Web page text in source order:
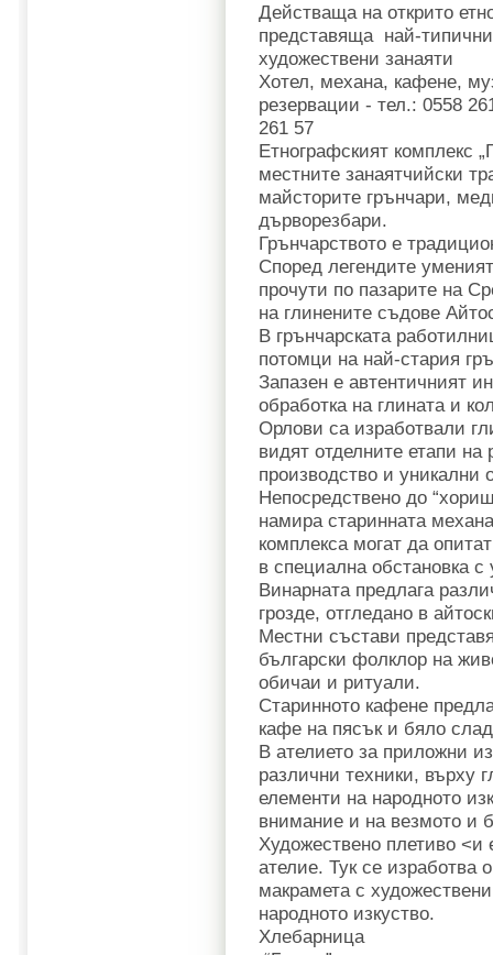
Действаща на открито
представяща най-
художествени занаяти
Хотел, механа, кафене,
резервации - тел.: 0558
261 57
Етнографският комплекс
местните занаятчийски
майсторите грънчари,
дърворезбари.
Грънчарството е
Според легендите
прочути по пазарите на
на глинените съдове
В грънчарската
потомци на най-стария
Запазен е автентичният
обработка на глината и
Орлови са изработвали
видят отделните етапи на
производство и уникални
Непосредствено до
намира старинната
комплекса могат да
в специална обстановка с
Винарната предлага
грозде, отгледано в
Местни състави
български фолклор на
обичаи и ритуали.
Старинното кафене
кафе на пясък и бяло
В ателието за приложни
различни техники, върху
елементи на народното
внимание и на везмото и
Художествено плетиво <и
ателие. Тук се изработва
макрамета с
народното изкуство.
Хлебарница